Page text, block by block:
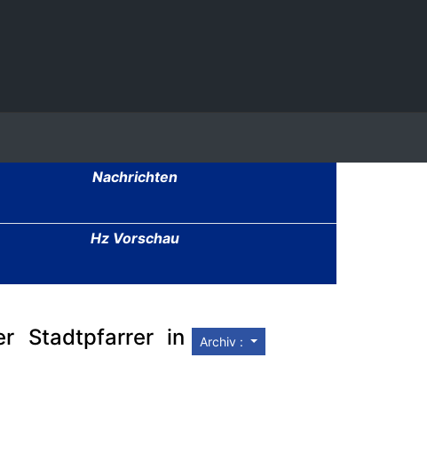
Nachrichten
Hz Vorschau
Archiv :
Stadtpfarrer in